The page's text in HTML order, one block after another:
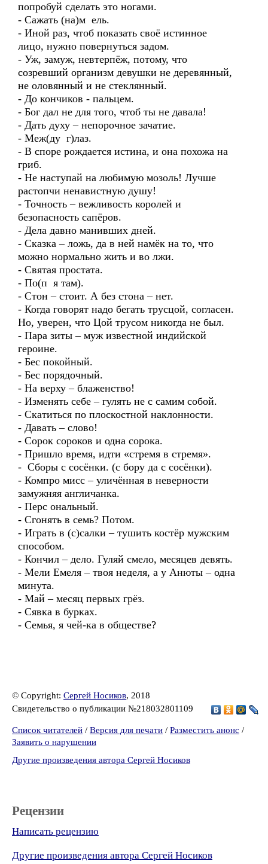
попробуй сделать это ногами.
- Сажать (на)м ель.
- Иной раз, чтоб показать своё истинное
лицо, нужно повернуться задом.
- Уж, замуж, невтерпёж, потому, что
созревший организм девушки не деревянный,
не оловянный и не стеклянный.
- До кончиков - пальцем.
- Бог дал не для того, чтоб ты не давала!
- Дать духу – непорочное зачатие.
- Меж(ду г)лаз.
- В споре рождается истина, и она похожа на
гриб.
- Не наступай на любимую мозоль! Лучше
растопчи ненавистную душу!
- Точность – вежливость королей и
безопасность сапёров.
- Дела давно манивших дней.
- Сказка – ложь, да в ней намёк на то, что
можно нормально жить и во лжи.
- Святая простата.
- По(п я там).
- Стон – стоит. А без стона – нет.
- Когда говорят надо бегать трусцой, согласен.
Но, уверен, что Цой трусом никогда не был.
- Пара зиты – муж известной индийской
героине.
- Бес покойный.
- Бес порядочный.
- На верху – блаженство!
- Изменять себе – гулять не с самим собой.
- Скатиться по плоскостной наклонности.
- Давать – слово!
- Сорок сороков и одна сорока.
- Пришло время, идти «стремя в стремя».
- Сборы с сосёнки. (с бору да с сосёнки).
- Компро мисс – уличённая в неверности
замужняя англичанка.
- Перс ональный.
- Сгонять в семь? Потом.
- Играть в (с)салки – тушить костёр мужским
способом.
- Кончил – дело. Гуляй смело, месяцев девять.
- Мели Емеля – твоя неделя, а у Анюты – одна
минута.
- Май – месяц первых грёз.
- Сявка в бурках.
- Семья, я чей-ка в обществе?
© Copyright: Сергей Носиков, 2018
Свидетельство о публикации №218032801109
Список читателей / Версия для печати / Разместить анонс /
Заявить о нарушении
Другие произведения автора Сергей Носиков
Рецензии
Написать рецензию
Другие произведения автора Сергей Носиков